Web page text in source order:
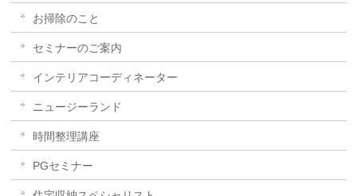
お掃除のこと
セミナーのご案内
インテリアコーディネーター
ニュージーランド
時間整理講座
PGセミナー